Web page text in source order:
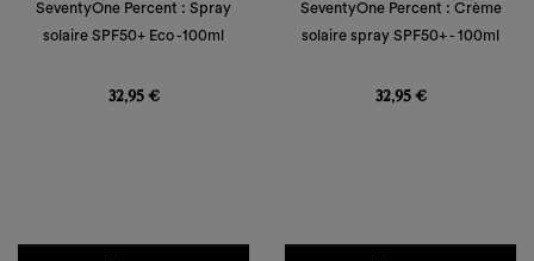
SeventyOne Percent : Spray
solaire SPF50+ Eco -100ml
32,95 €
SeventyOne Percent : Crème
solaire spray SPF50+ - 100ml
32,95 €